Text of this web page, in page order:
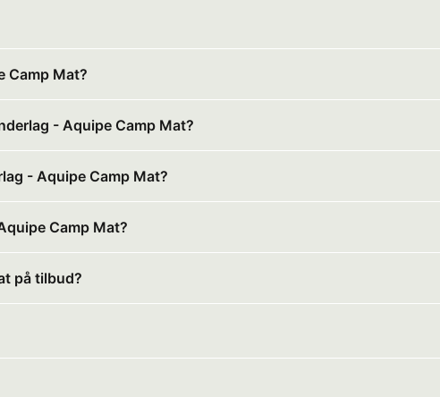
Camp Mat?
- Aquipe Camp Mat?
- Aquipe Camp Mat?
Camp Mat?
på tilbud?